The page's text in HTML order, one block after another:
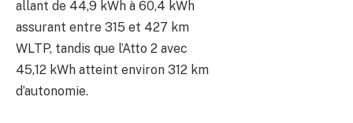
allant de 44,9 kWh à 60,4 kWh
assurant entre 315 et 427 km
WLTP, tandis que l’Atto 2 avec
45,12 kWh atteint environ 312 km
d’autonomie.